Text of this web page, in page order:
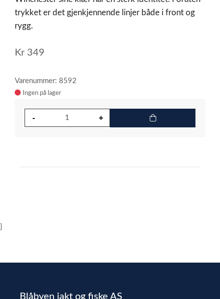
trykket er det gjenkjennende linjer både i front og
rygg.
Kr 349
Varenummer: 8592
Ingen på lager
}
Blåbyen jakt og fiske AS